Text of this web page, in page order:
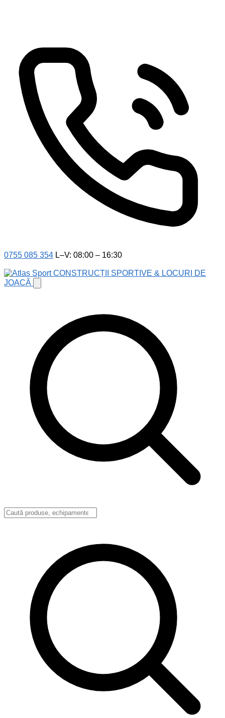
0755 085 354 L–V: 08:00 – 16:30
CONSTRUCȚII SPORTIVE & LOCURI DE
JOACĂ